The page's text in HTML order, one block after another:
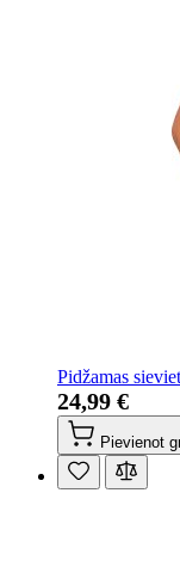
Pidžamas
24,99 €
Pievienot